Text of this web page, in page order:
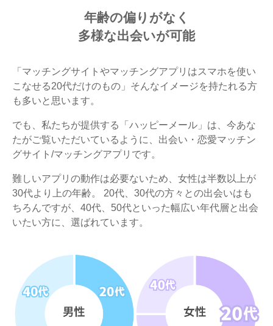
年齢の偏りがなく
多様な出会いが可能
「マッチングサイトやマッチングアプリはスマホを使い
こなせる20代だけのもの」そんなイメージを持たれる方
も多いと思います。
でも、私たちが提供する「ハッピーメール」は、今あな
たがご覧いただいているように、出会い・恋愛マッチン
グサイト/マッチングアプリです。
難しいアプリの動作は必要ないため、女性は半数以上が
30代より上の年齢。 20代、30代の方々との出会いはも
ちろんですが、40代、50代といった幅広い年代層と出会
いたい方に、選ばれています。